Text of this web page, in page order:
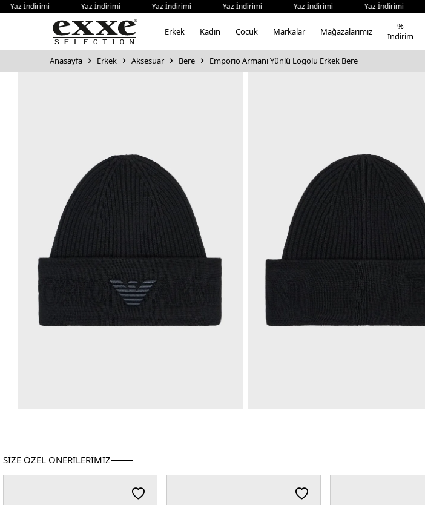
İndirimi - Yaz İndirimi - Yaz İndirimi - Yaz İndirimi - Yaz İndirimi - Yaz
Erkek Kadın Çocuk Markalar Mağazalarımız
%
İndirim
Anasayfa Erkek Aksesuar Bere Emporio Armani Yünlü Logolu Erkek Bere
SİZE ÖZEL ÖNERİLERİMİZ